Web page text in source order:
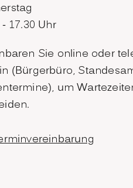
17.30 Uhr
Sie online oder
(Bürgerbüro,
um